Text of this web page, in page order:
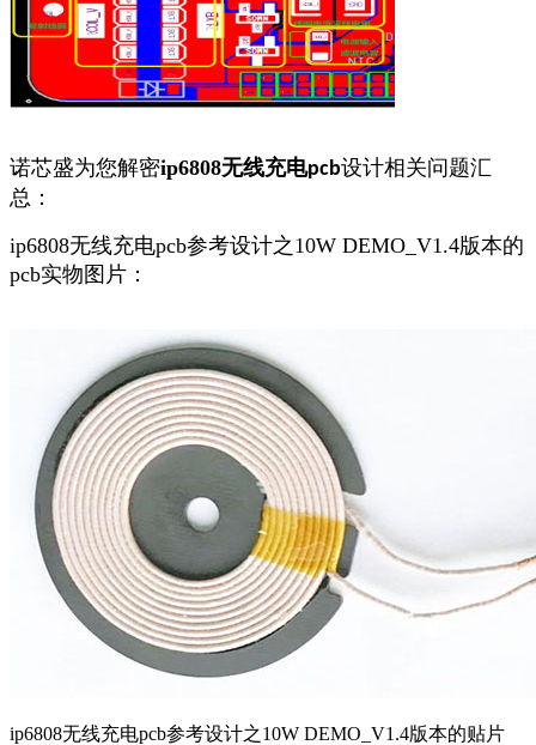
诺芯盛为您解密ip6808无线充电pcb设计相关问题汇
总：
ip6808无线充电pcb参考设计之10W DEMO_V1.4版本的
pcb实物图片：
ip6808无线充电pcb参考设计之10W DEMO_V1.4版本的贴片